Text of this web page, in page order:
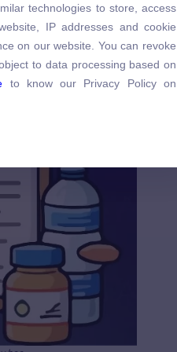
IP addresses and cookie
on our website. You can revoke
to data processing based on
to know our Privacy Policy on
technologies to store, access
IP addresses and cookie
on our website. You can revoke
to data processing based on
to know our Privacy Policy on